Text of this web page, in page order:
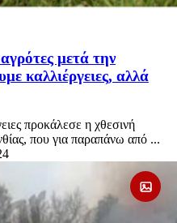
μετά την
καλλιέργειες, αλλά
προκάλεσε η χθεσινή
που για παραπάνω από ...